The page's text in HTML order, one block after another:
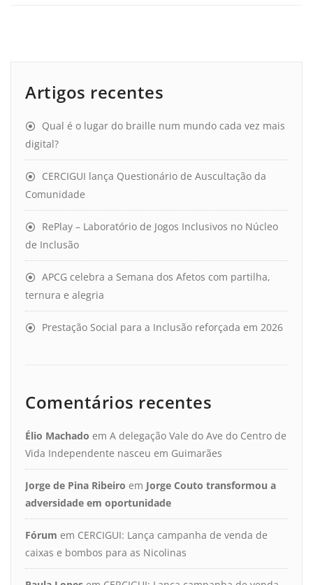
Artigos recentes
Qual é o lugar do braille num mundo cada vez mais
digital?
CERCIGUI lança Questionário de Auscultação da
Comunidade
RePlay – Laboratório de Jogos Inclusivos no Núcleo
de Inclusão
APCG celebra a Semana dos Afetos com partilha,
ternura e alegria
Prestação Social para a Inclusão reforçada em 2026
Comentários recentes
Élio Machado em A delegação Vale do Ave do Centro de
Vida Independente nasceu em Guimarães
Jorge de Pina Ribeiro em Jorge Couto transformou a
adversidade em oportunidade
Fórum em CERCIGUI: Lança campanha de venda de
caixas e bombos para as Nicolinas